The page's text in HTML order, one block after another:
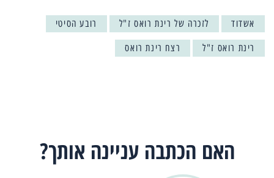
אשדוד לזכרה של רינת רואס ז"ל רובע הסיטי
רינת רואס ז"ל רצח רינת רואס
האם הכתבה עניינה אותך?